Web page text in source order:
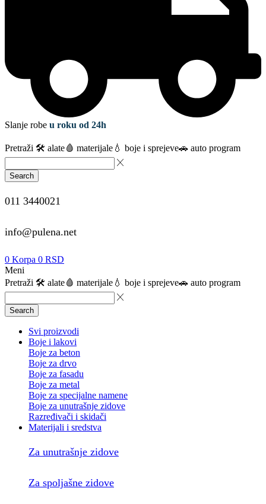
Slanje robe u roku od 24h
Pretraži 🛠️ alate🩸 materijale 💧 boje i sprejeve🚗 auto program
Search
011 3440021
info@pulena.net
0 Korpa 0 RSD
Meni
Pretraži 🛠️ alate🩸 materijale 💧 boje i sprejeve🚗 auto program
Search
Svi proizvodi
Boje i lakovi
Boje za beton
Boje za drvo
Boje za fasadu
Boje za metal
Boje za specijalne namene
Boje za unutrašnje zidove
Razređivači i skidači
Materijali i sredstva
Za unutrašnje zidove
Za spoljašne zidove